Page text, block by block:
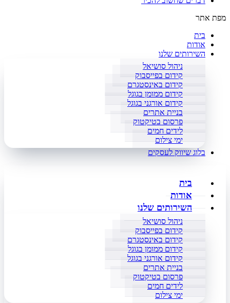
מפת אתר
בית
אודות
השירותים שלנו
ניהול סושיאל
קידום בפייסבוק
קידום באינסטגרם
קידום ממומן בגוגל
קידום אורגני בגוגל
בניית אתרים
פרסום בטיקטוק
לידים חמים
ימי צילום
בלוג שיווק לעסקים
בית
אודות
השירותים שלנו
ניהול סושיאל
קידום בפייסבוק
קידום באינסטגרם
קידום ממומן בגוגל
קידום אורגני בגוגל
בניית אתרים
פרסום בטיקטוק
לידים חמים
ימי צילום